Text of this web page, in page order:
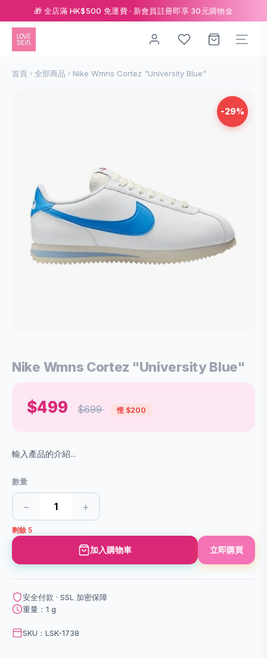
🎁 全店滿 HK$500 免運費 · 新會員註冊即享 30元購物金
首頁 全部商品 Nike Wmns Cortez "University Blue"
-29%
Nike Wmns Cortez "University Blue"
$499 $699 慳 $200
輸入產品的介紹...
數量
− +
剩餘 5
加入購物車 立即購買
安全付款 · SSL 加密保障
重量：1 g
SKU：LSK-1738